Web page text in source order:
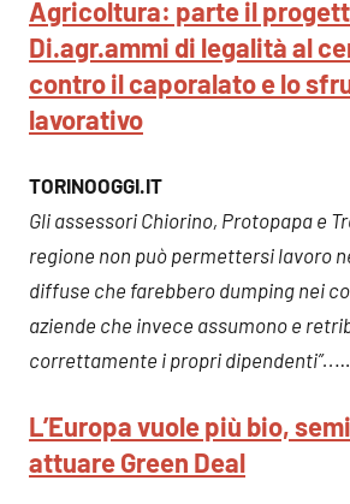
Agricoltura: parte il
Di.agr.ammi di legalità al
contro il caporalato e lo
lavorativo
TORINOOGGI.IT
Gli assessori Chiorino, Protopapa e
regione non può permettersi lavoro
diffuse che farebbero dumping nei
aziende che invece assumono e
correttamente i propri dipendenti”..
L’Europa vuole più bio,
attuare Green Deal